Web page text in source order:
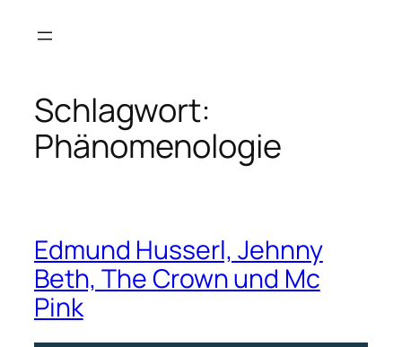
Inhalt
Schlagwort:
Phänomenologie
Edmund Husserl, Jehnny
Beth, The Crown und Mc
Pink